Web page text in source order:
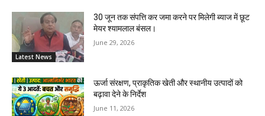
Latest News
30 जून तक संपत्ति कर जमा करने पर मिलेगी ब्याज में छूट
मेयर श्यामलाल बंसल।
June 29, 2026
ऊर्जा संरक्षण, प्राकृतिक खेती और स्थानीय उत्पादों को
बढ़ावा देने के निर्देश
June 11, 2026